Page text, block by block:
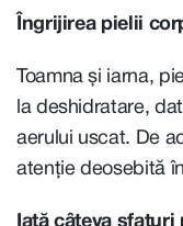
Îngrijirea pielii
Toamna și iarna,
la deshidratare,
aerului uscat. De
atenție deosebită
Iată câteva